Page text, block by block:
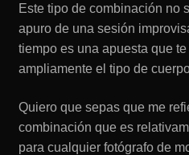
Este tipo de combinación no
apuro de una sesión
tiempo es una apuesta que
ampliamente el tipo de
Quiero que sepas que me
combinación que es
para cualquier fotógrafo de